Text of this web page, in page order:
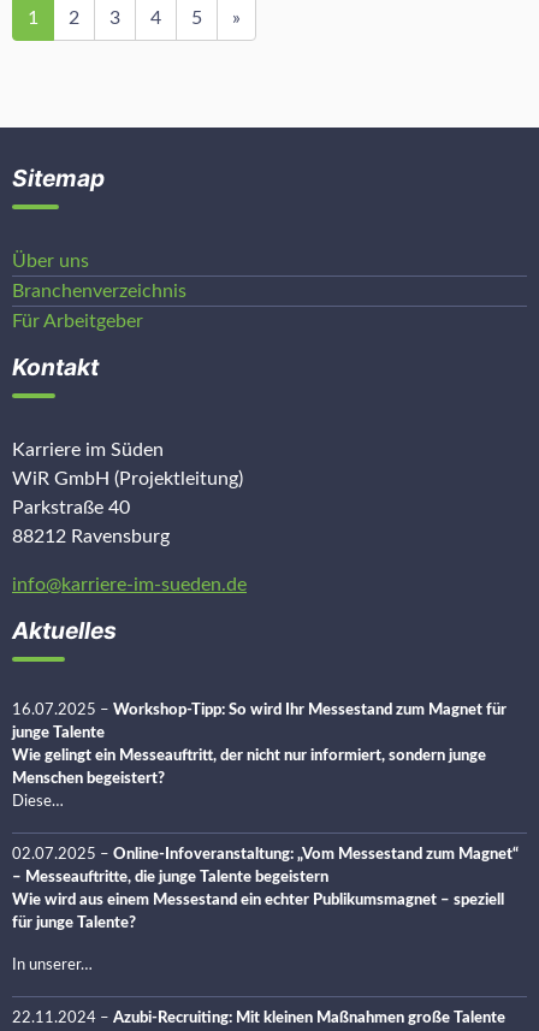
1 2 3 4 5 »
Sitemap
Über uns
Branchenverzeichnis
Für Arbeitgeber
Kontakt
Karriere im Süden
WiR GmbH (Projektleitung)
Parkstraße 40
88212 Ravensburg
info@karriere-im-sueden.de
Aktuelles
16.07.2025 – Workshop-Tipp: So wird Ihr Messestand zum Magnet für
junge Talente
Wie gelingt ein Messeauftritt, der nicht nur informiert, sondern junge
Menschen begeistert?
Diese…
02.07.2025 – Online-Infoveranstaltung: „Vom Messestand zum Magnet“
– Messeauftritte, die junge Talente begeistern
Wie wird aus einem Messestand ein echter Publikumsmagnet – speziell
für junge Talente?
In unserer…
22.11.2024 – Azubi-Recruiting: Mit kleinen Maßnahmen große Talente